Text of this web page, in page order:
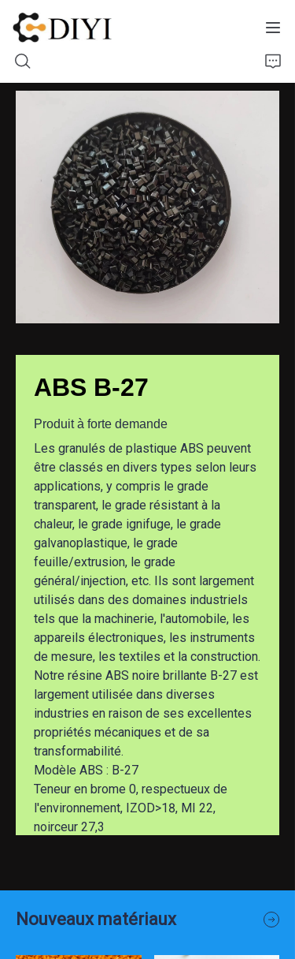
ABS B-27
Produit à forte demande
Les granulés de plastique ABS peuvent
être classés en divers types selon leurs
applications, y compris le grade
transparent, le grade résistant à la
chaleur, le grade ignifuge, le grade
galvanoplastique, le grade
feuille/extrusion, le grade
général/injection, etc. Ils sont largement
utilisés dans des domaines industriels
tels que la machinerie, l'automobile, les
appareils électroniques, les instruments
de mesure, les textiles et la construction.
Notre résine ABS noire brillante B-27 est
largement utilisée dans diverses
industries en raison de ses excellentes
propriétés mécaniques et de sa
transformabilité.
Modèle ABS : B-27
Teneur en brome 0, respectueux de
l'environnement, IZOD>18, MI 22,
noirceur 27,3
Nouveaux matériaux
À propos de nous
Produit
Contact
Vitrine des matériaux